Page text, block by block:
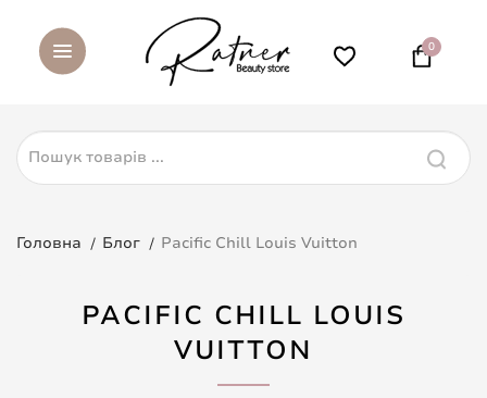
0
Головна Блог Pacific Chill Louis Vuitton
PACIFIC CHILL LOUIS
VUITTON